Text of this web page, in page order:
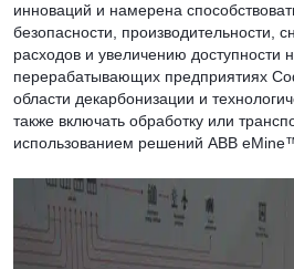
инноваций и намерена
безопасности, производительности,
расходов и увеличению доступности
перерабатывающих предприятиях
области декарбонизации и
также включать обработку или
использованием решений ABB